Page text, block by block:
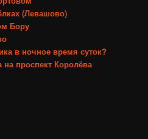
(Левашово)
Бору
в ночное время суток?
проспект Королёва